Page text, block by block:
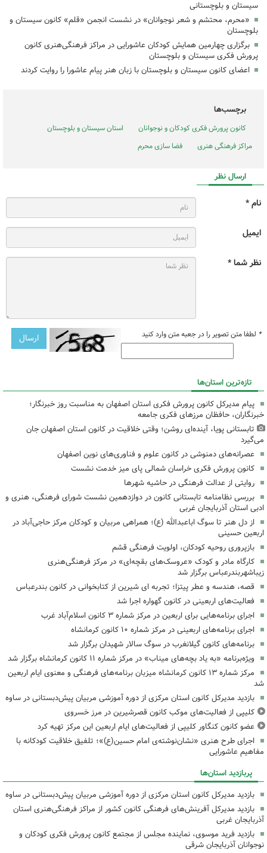
سیستان و بلوچستانی
«محرم، محتشم و شعر نوجوانان» در نشست انجمن «قلم» کانون سیستان و
بلوچستان
برگزاری چهارمین همایش کودکان عاشورایی در مراکز فرهنگی‌هنری کانون
پرورش فکری سیستان و بلوچستان
اعضای کانون سیستان و بلوچستان با زبان هنر پیام عاشورا را روایت کردند
برچسب‌ها
کانون پرورش فکری کودکان و نوجوانان
استان سیستان و بلوچستان
مراکز فرهنگی هنری
فضا سازی محرم
ارسال نظر
نام *
ایمیل
نظر شما *
* لطفا متن تصویر را در جعبه متن وارد کنید
تازه‌ترین استان‌ها
پیام مدیرکل کانون پرورش فکری استان اصفهان به مناسبت روز خبرنگار؛
خبرنگاران، حافظان مرزهای فکری جامعه
تابستانی پویا، آینده‌ای روشن؛ وقتی خلاقیت در کانون استان اصفهان جان
می‌گیرد
عصرانه‌های دمنوشی در کانون علوم و فناوری‌های نوین اصفهان
کانون پرورش فکری خراسان شمالی پای میز خدمت نشست
روایتی از عدالت فرهنگی در حاشیه شهرها
بررسی نظامنامه تابستانی کانون در دوازدهمین نشست شورای فرهنگی، هنری و
ادبی استان آذربایجان غربی
از دل هنر تا سوگ اباعبدالله (ع)؛ همراهی مربیان و کودکان مرکز حاجی‌آباد در
اربعین حسینی
بازپروری روحیه کودکان، اولویت فرهنگی قشم
کارگاه مادر و کودک «عروسک‌های بقچه‌ای» در مرکز فرهنگی‌هنری
زیباشهربندرعباس برگزار شد
قصه، هندسه و عطر پیتزا؛ تجربه ای شیرین از کتابخوانی در کانون بندرعباس
فعالیت‌های اربعینی در کانون گهواره اجرا شد
اجرای برنامه‌هایی برای اربعین در مرکز شماره ۳ کانون اسلام‌آباد غرب
اجرای برنامه‌های اربعینی در مرکز شماره ۱۰ کانون کرمانشاه
برنامه‌های کانون گیلانغرب در سوگ سالار شهیدان برگزار شد
ویژه‌برنامه «به یاد بچه‌های میناب» در مرکز شماره ۱۱ کانون کرمانشاه برگزار شد
مرکز شماره ۱۳ کانون کرمانشاه میزبان برنامه‌های فرهنگی و معنوی ایام اربعین
شد
بازدید مدیرکل کانون استان مرکزی از دوره آموزشی مربیان پیش‌دبستانی در ساوه
کلیپی از فعالیت‌های موکب کانون قصرشیرین در مرز خسروی
عضو کانون کنگاور کلیپی از فعالیت‌های ایام اربعین این مرکز تهیه کرد
اجرای طرح هنری «نشان‌نوشته‌ی امام حسین(ع)»؛ تلفیق خلاقیت کودکانه با
مفاهیم عاشورایی
پربازدید استان‌ها
بازدید مدیرکل کانون استان مرکزی از دوره آموزشی مربیان پیش‌دبستانی در ساوه
بازدید مدیرکل آفرینش‌های فرهنگی کانون کشور از مراکز فرهنگی‌هنری استان
آذربایجان غربی
بازدید فرید موسوی، نماینده مجلس از مجتمع کانون پرورش فکری کودکان و
نوجوانان آذربایجان شرقی